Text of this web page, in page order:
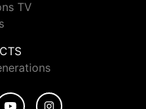
TV